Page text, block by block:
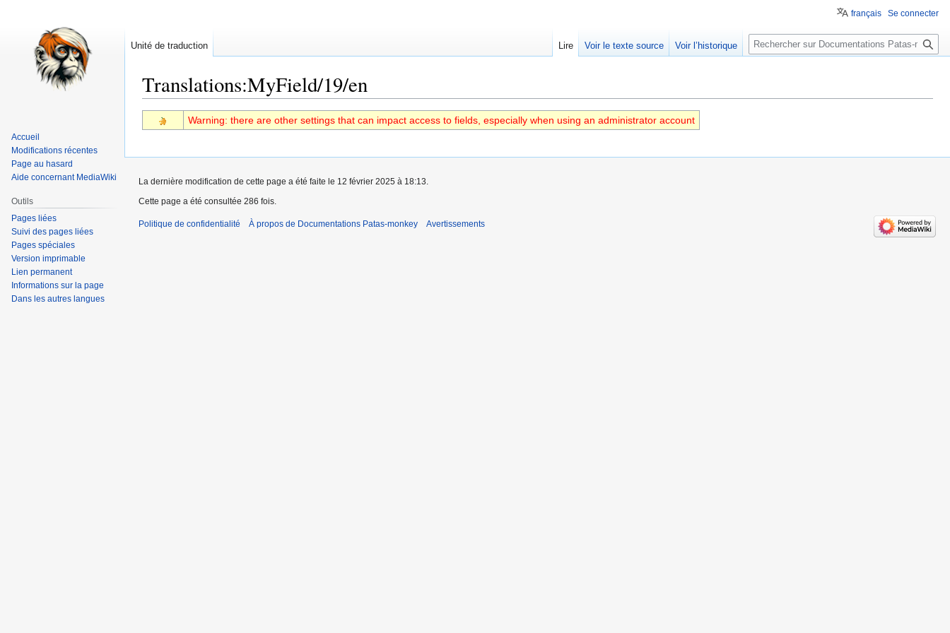
Translations:MyField/19/en
Aller
à
Aller
à
Warning: there are other settings that can impact access to fields, especially when using an administrator account
français Se connecter
Unité de traduction Lire Voir le texte source Voir l’historique
Rechercher
Accueil
Modifications récentes
Page au hasard
Aide concernant MediaWiki
Outils
Pages liées
Suivi des pages liées
Pages spéciales
Version imprimable
Lien permanent
Informations sur la page
Dans les autres langues
La dernière modification de cette page a été faite le 12 février 2025 à 18:13.
Cette page a été consultée 286 fois.
Politique de confidentialité À propos de Documentations Patas-monkey Avertissements